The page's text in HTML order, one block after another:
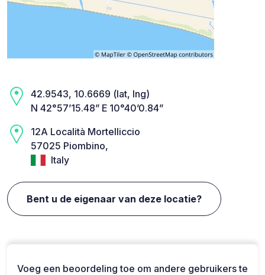
42.9543, 10.6669 (lat, lng)
N 42°57’15.48” E 10°40’0.84”
12A Località Mortelliccio
57025 Piombino,
Italy
Bent u de eigenaar van deze locatie?
Voeg een beoordeling toe om andere gebruikers te